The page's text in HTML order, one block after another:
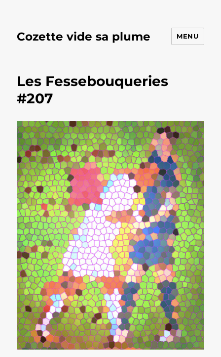
Cozette vide sa plume MENU
Les Fessebouqueries
#207